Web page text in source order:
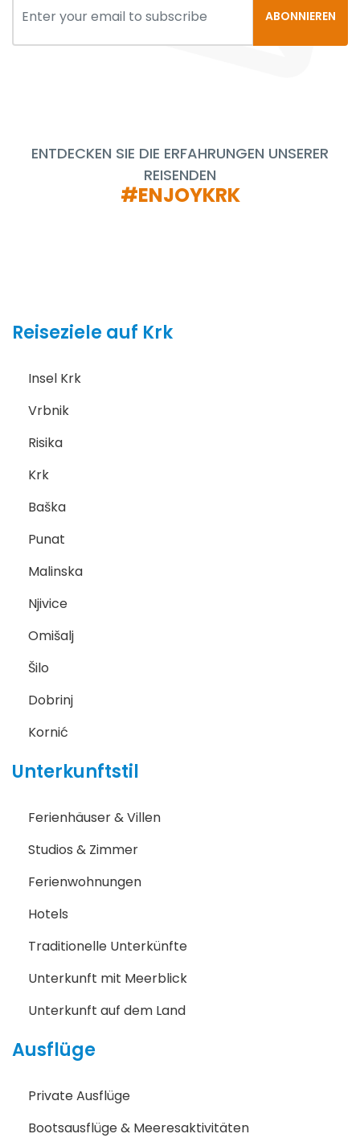
ABONNIEREN
ENTDECKEN SIE DIE ERFAHRUNGEN UNSERER
REISENDEN
#ENJOYKRK
Reiseziele auf Krk
Insel Krk
Vrbnik
Risika
Krk
Baška
Punat
Malinska
Njivice
Omišalj
Šilo
Dobrinj
Kornić
Unterkunftstil
Ferienhäuser & Villen
Studios & Zimmer
Ferienwohnungen
Hotels
Traditionelle Unterkünfte
Unterkunft mit Meerblick
Unterkunft auf dem Land
Ausflüge
Private Ausflüge
Bootsausflüge & Meeresaktivitäten